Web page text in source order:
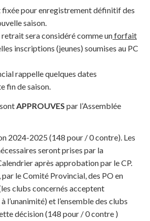
fixée pour enregistrement définitif des
saison.
sera considéré comme unforfait
inscriptions (jeunes) soumises au PC
rappelle quelques dates
fin de saison.
APPROUVES par l’Assemblée
2024-2025 (148 pour / 0 contre). Les
seront prises par la
après approbation par le CP.
le Comité Provincial, des PO en
clubs concernés acceptent
l’unanimité) et l’ensemble des clubs
décision (148 pour / 0 contre )